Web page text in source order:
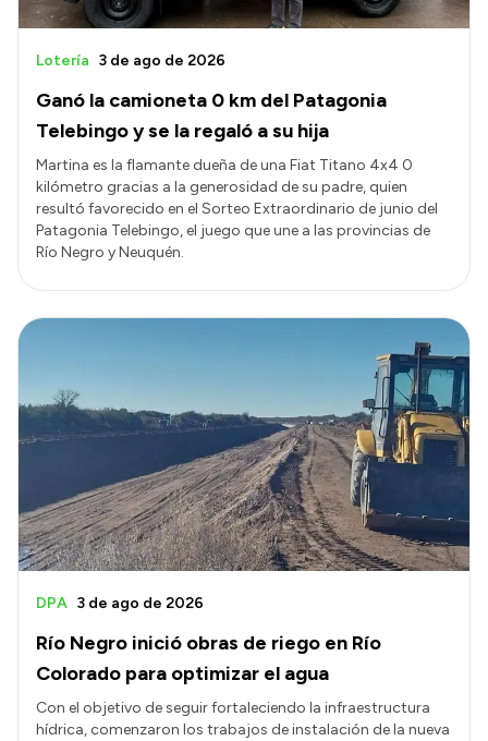
Compras y licitaciones
Consulta de expedientes
Convocatorias
Intranet
Login
Ganó la camioneta 0 km del Patagonia
Telebingo y se la regaló a su hija
Lotería 3 de ago de 2026
Martina es la flamante dueña de una Fiat Titano 4x4 0
kilómetro gracias a la generosidad de su padre, quien
resultó favorecido en el Sorteo Extraordinario de junio del
Patagonia Telebingo, el juego que une a las provincias de
Río Negro y Neuquén.
Río Negro inició obras de riego en Río
Colorado para optimizar el agua
DPA 3 de ago de 2026
Con el objetivo de seguir fortaleciendo la infraestructura
hídrica, comenzaron los trabajos de instalación de la nueva